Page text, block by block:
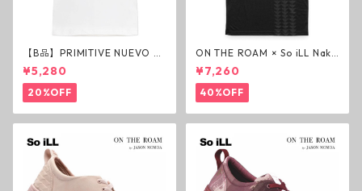
【B品】PRIMITIVE NUEVO SC
RIPT HW TEE WHITE ヘビー
ウェイトTシャツ ホワイト プ
リミティブ
¥5,280
20%OFF
ON THE ROAM × So iLL Nako
a Tee Tシャツ ウルフブラック
オンザローム ジェイソンモモ
ア OTR ビンテージ加工
¥7,260
40%OFF